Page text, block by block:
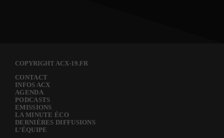
COPYRIGHT ACX-19.FR
CONTACT
INFOS ACX
AGENDA
PODCASTS
EMISSIONS
LA MINUTE ÉCO
DERNIÈRES DIFFUSIONS
L’ÉQUIPE